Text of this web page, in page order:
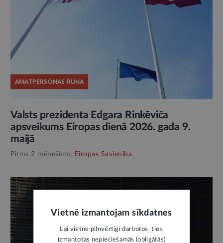
AMATPERSONAS RUNA
Valsts prezidenta Edgara Rinkēviča
apsveikums Eiropas dienā 2026. gada 9.
maijā
Pirms 2 mēnešiem, Eiropas Savienība
Vietnē izmantojam sīkdatnes
Lai vietne pilnvērtīgi darbotos, tiek
izmantotas nepieciešamās (obligātās)